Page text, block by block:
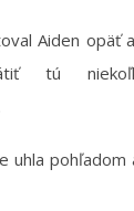
Aiden opäť
tú
uhla pohľadom